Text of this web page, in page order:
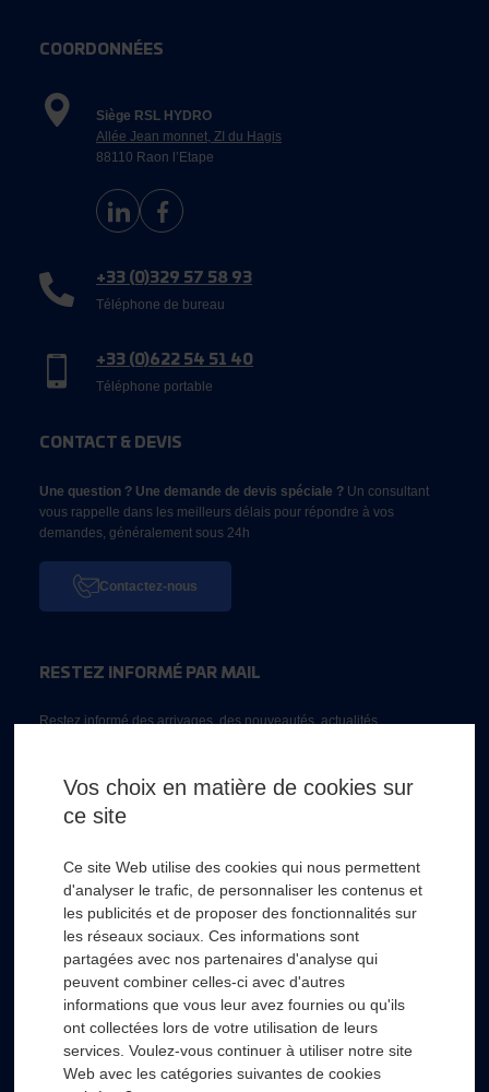
COORDONNÉES
Siège RSL HYDRO
Allée Jean monnet, ZI du Hagis
88110 Raon l’Etape
+33 (0)329 57 58 93
Téléphone de bureau
+33 (0)622 54 51 40
Téléphone portable
CONTACT & DEVIS
Une question ? Une demande de devis spéciale ? Un consultant
vous rappelle dans les meilleurs délais pour répondre à vos
demandes, généralement sous 24h
Contactez-nous
RESTEZ INFORMÉ PAR MAIL
Restez informé des arrivages, des nouveautés, actualités...
RSL HYDRO +
FOURNISSEURS +
Vos choix en matière de cookies sur
ce site
Ce site Web utilise des cookies qui nous permettent
d'analyser le trafic, de personnaliser les contenus et
les publicités et de proposer des fonctionnalités sur
les réseaux sociaux. Ces informations sont
partagées avec nos partenaires d'analyse qui
peuvent combiner celles-ci avec d'autres
informations que vous leur avez fournies ou qu'ils
ont collectées lors de votre utilisation de leurs
services. Voulez-vous continuer à utiliser notre site
Web avec les catégories suivantes de cookies